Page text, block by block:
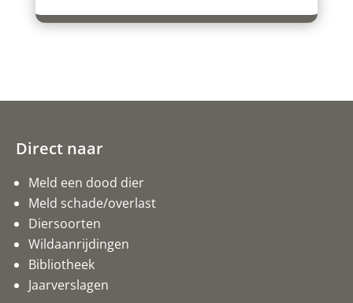
Direct naar
Meld een dood dier
Meld schade/overlast
Diersoorten
Wildaanrijdingen
Bibliotheek
Jaarverslagen